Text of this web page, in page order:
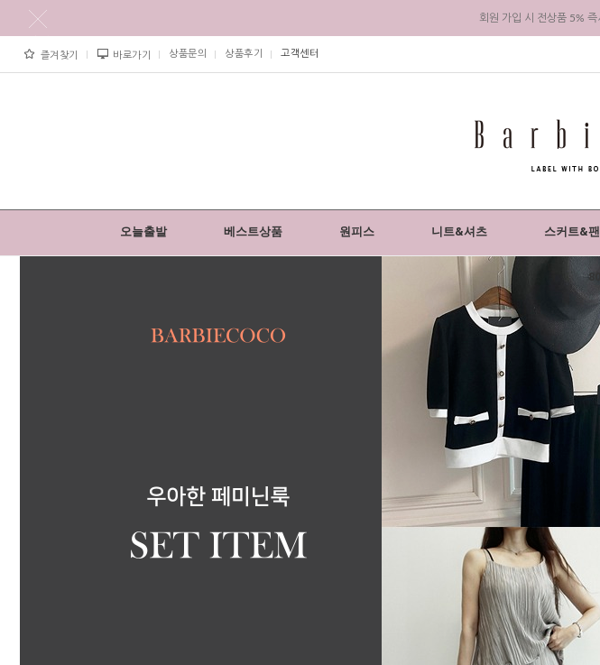
바비코코 카카오채널
즐겨찾기 바로가기 상품문의 상품후기 고객센터
오늘출발 베스트상품 원피스 니트&셔츠 스커트&